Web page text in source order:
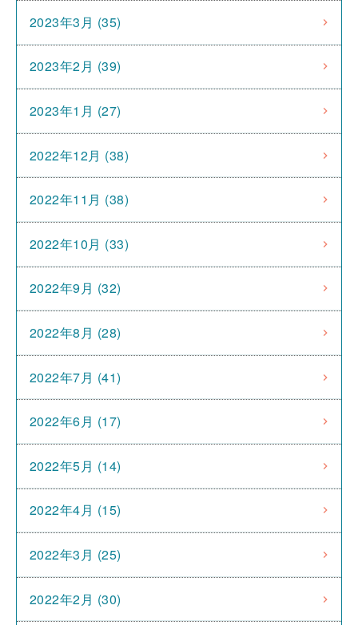
2023年3月 (35)
2023年2月 (39)
2023年1月 (27)
2022年12月 (38)
2022年11月 (38)
2022年10月 (33)
2022年9月 (32)
2022年8月 (28)
2022年7月 (41)
2022年6月 (17)
2022年5月 (14)
2022年4月 (15)
2022年3月 (25)
2022年2月 (30)